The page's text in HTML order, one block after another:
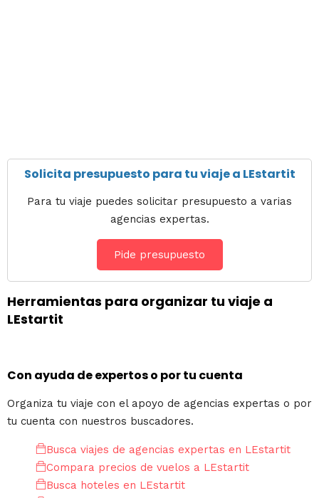
Solicita presupuesto para tu viaje a LEstartit
Para tu viaje puedes solicitar presupuesto a varias
agencias expertas.
Pide presupuesto
Herramientas para organizar tu viaje a
LEstartit
Con ayuda de expertos o por tu cuenta
Organiza tu viaje con el apoyo de agencias expertas o por
tu cuenta con nuestros buscadores.
Busca viajes de agencias expertas en LEstartit
Compara precios de vuelos a LEstartit
Busca hoteles en LEstartit